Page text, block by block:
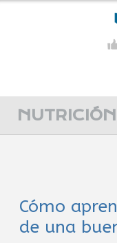
PRESENTACIÓN
ACTIVIDADES
COMUNICACIÓN
NUTRICIÓN
Cómo
de una